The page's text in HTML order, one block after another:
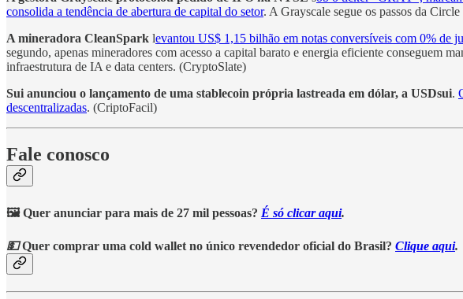
consolida a tendência de abertura de capital do setor. A Grayscale segue os passos da
A mineradora CleanSpark levantou US$ 1,15 bilhão em notas conversíveis com 0% de
segundo, apenas mineradores com acesso a capital barato e energia eficiente conseguem
infraestrutura de IA e data centers. (CryptoSlate)
Sui anunciou o lançamento de uma stablecoin própria lastreada em dólar, a USDsui.
descentralizadas. (CriptoFacil)
Fale conosco
🖼️ Quer anunciar para mais de 27 mil pessoas? É só clicar aqui.
💵Quer comprar uma cold wallet no único revendedor oficial do Brasil? Clique aqui.